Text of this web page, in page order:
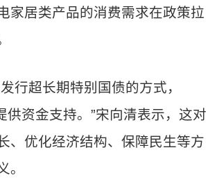
家居类产品的消费需求在政策拉
行超长期特别国债的方式，
提供资金支持。”宋向清表示，这对
、优化经济结构、保障民生等方
。